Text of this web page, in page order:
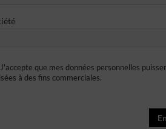
J'accepte que mes données personnelles
à des fins commerciales.